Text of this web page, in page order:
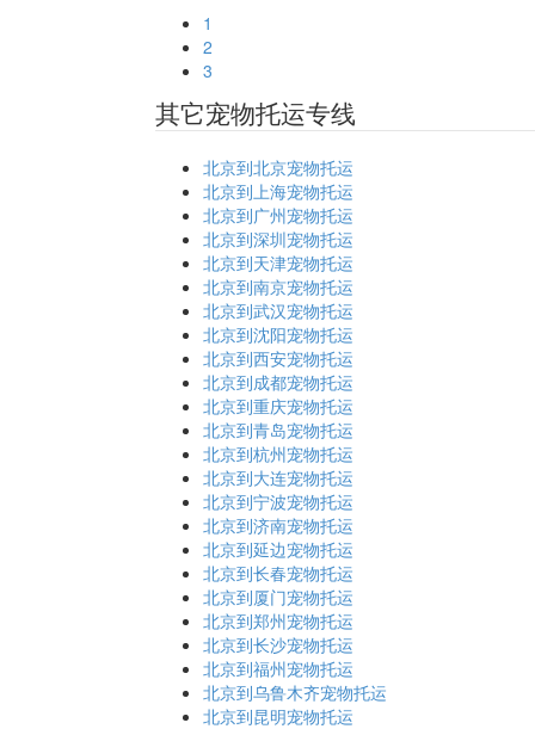
1
2
3
其它宠物托运专线
北京到北京宠物托运
北京到上海宠物托运
北京到广州宠物托运
北京到深圳宠物托运
北京到天津宠物托运
北京到南京宠物托运
北京到武汉宠物托运
北京到沈阳宠物托运
北京到西安宠物托运
北京到成都宠物托运
北京到重庆宠物托运
北京到青岛宠物托运
北京到杭州宠物托运
北京到大连宠物托运
北京到宁波宠物托运
北京到济南宠物托运
北京到延边宠物托运
北京到长春宠物托运
北京到厦门宠物托运
北京到郑州宠物托运
北京到长沙宠物托运
北京到福州宠物托运
北京到乌鲁木齐宠物托运
北京到昆明宠物托运